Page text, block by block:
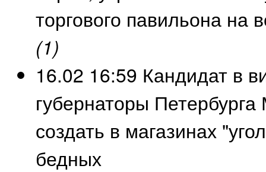
торгового павильона на
(1)
16.02 16:59 Кандидат в
губернаторы
создать в магазинах
бедных